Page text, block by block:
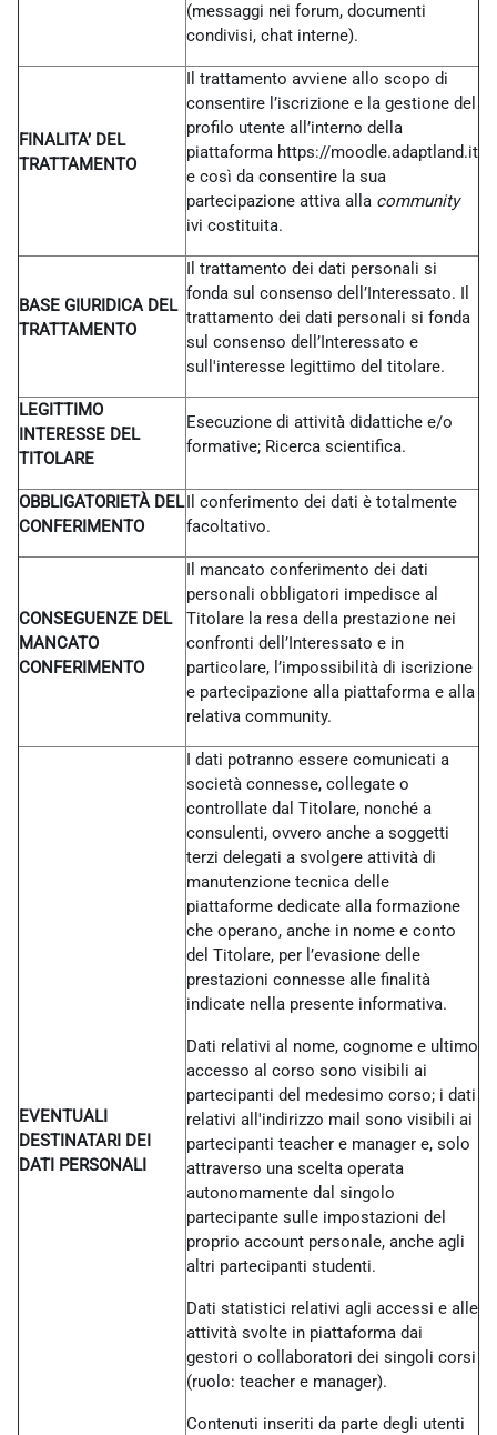
(messaggi nei forum, documenti
condivisi, chat interne).
FINALITA’ DEL
TRATTAMENTO
Il trattamento avviene allo scopo di
consentire l’iscrizione e la gestione del
profilo utente all’interno della
piattaforma https://moodle.adaptland.it
e così da consentire la sua
partecipazione attiva alla community
ivi costituita.
BASE GIURIDICA DEL
TRATTAMENTO
Il trattamento dei dati personali si
fonda sul consenso dell’Interessato. Il
trattamento dei dati personali si fonda
sul consenso dell’Interessato e
sull'interesse legittimo del titolare.
LEGITTIMO
INTERESSE DEL
TITOLARE
Esecuzione di attività didattiche e/o
formative; Ricerca scientifica.
OBBLIGATORIETÀ DEL
CONFERIMENTO
Il conferimento dei dati è totalmente
facoltativo.
CONSEGUENZE DEL
MANCATO
CONFERIMENTO
Il mancato conferimento dei dati
personali obbligatori impedisce al
Titolare la resa della prestazione nei
confronti dell’Interessato e in
particolare, l’impossibilità di iscrizione
e partecipazione alla piattaforma e alla
relativa community.
EVENTUALI
DESTINATARI DEI
DATI PERSONALI
I dati potranno essere comunicati a
società connesse, collegate o
controllate dal Titolare, nonché a
consulenti, ovvero anche a soggetti
terzi delegati a svolgere attività di
manutenzione tecnica delle
piattaforme dedicate alla formazione
che operano, anche in nome e conto
del Titolare, per l’evasione delle
prestazioni connesse alle finalità
indicate nella presente informativa.
Dati relativi al nome, cognome e ultimo
accesso al corso sono visibili ai
partecipanti del medesimo corso; i dati
relativi all'indirizzo mail sono visibili ai
partecipanti teacher e manager e, solo
attraverso una scelta operata
autonomamente dal singolo
partecipante sulle impostazioni del
proprio account personale, anche agli
altri partecipanti studenti.
Dati statistici relativi agli accessi e alle
attività svolte in piattaforma dai
gestori o collaboratori dei singoli corsi
(ruolo: teacher e manager).
Contenuti inseriti da parte degli utenti